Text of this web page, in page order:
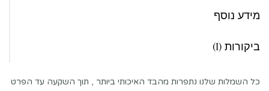
מידע נוסף
ביקורות (1)
כל השמלות שלנו נתפרות מהבד האיכותי ביותר , תוך השקעה עד הפרט